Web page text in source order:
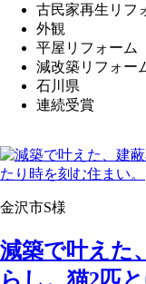
古民家再生リフ
外観
平屋リフォーム
減改築リフォー
石川県
連続受賞
金沢市S様
減築で叶えた